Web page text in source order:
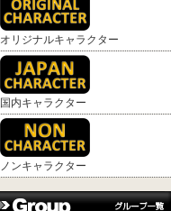
オリジナルキャラクター
国内キャラクター
ノンキャラクター